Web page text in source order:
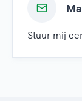
Stuur mij